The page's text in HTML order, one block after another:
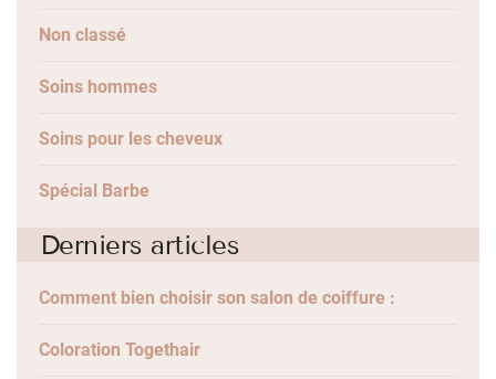
Non classé
Soins hommes
Soins pour les cheveux
Spécial Barbe
Derniers articles
Comment bien choisir son salon de coiffure :
Coloration Togethair